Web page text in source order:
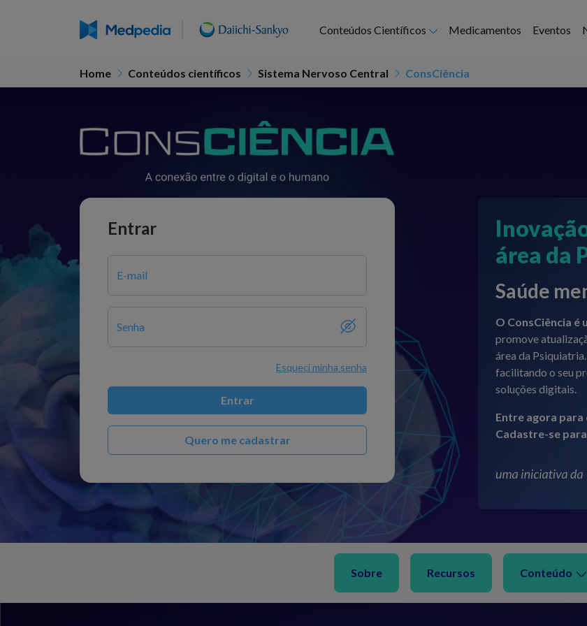
Conteúdos CientíficosAbrir submenu
Medicamentos Eventos
Home Conteúdos científicos Sistema Nervoso Central ConsCiência
Entrar
E-mail
Senha
Esqueci minha senha
Entrar
Quero me cadastrar
área da
Saúde
O ConsCiência é
promove
área da
facilitando o seu
soluções digitais.
Entre agora
Cadastre-se
Sobre Recursos Conteúdo